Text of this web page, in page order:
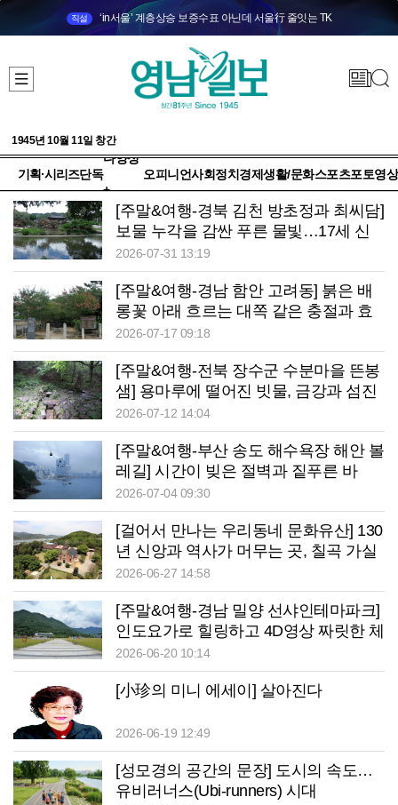
직설 ‘in서울’ 계층상승 보증수표 아닌데 서울行 줄잇는 TK
1945년 10월 11일 창간
기획·시리즈단독
다양성
+
오피니언사회정치 경제생활/문화스포츠포토영상
[주말&여행-경북 김천 방초정과 최씨담]
보물 누각을 감싼 푸른 물빛…17세 신
부의 정절을 품다
2026-07-31 13:19
[주말&여행-경남 함안 고려동] 붉은 배
롱꽃 아래 흐르는 대쪽 같은 충절과 효
심
2026-07-17 09:18
[주말&여행-전북 장수군 수분마을 뜬봉
샘] 용마루에 떨어진 빗물, 금강과 섬진
강이 되다
2026-07-12 14:04
[주말&여행-부산 송도 해수욕장 해안 볼
레길] 시간이 빚은 절벽과 짙푸른 바
다…송도의 ‘명랑한 여름’을 만나다
2026-07-04 09:30
[걸어서 만나는 우리동네 문화유산] 130
년 신앙과 역사가 머무는 곳, 칠곡 가실
성당
2026-06-27 14:58
[주말&여행-경남 밀양 선샤인테마파크]
인도요가로 힐링하고 4D영상 짜릿한 체
험…밀양서 만난 ‘웰니스의 정석’
2026-06-20 10:14
[小珍의 미니 에세이] 살아진다
2026-06-19 12:49
[성모경의 공간의 문장] 도시의 속도…
유비러너스(Ubi-runners) 시대